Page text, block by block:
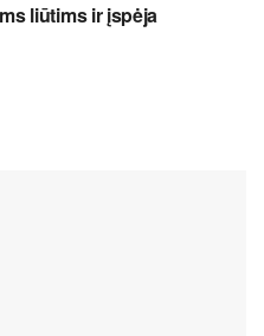
liūtims ir įspėja